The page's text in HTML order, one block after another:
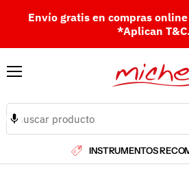
Envío gratis en compras
*Aplican T&C.
INSTRUMENTOS